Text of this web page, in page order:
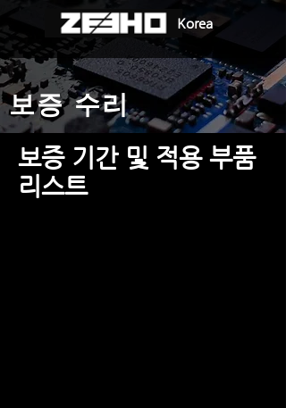
Korea
보증 수리
보증 기간 및 적용 부품
리스트